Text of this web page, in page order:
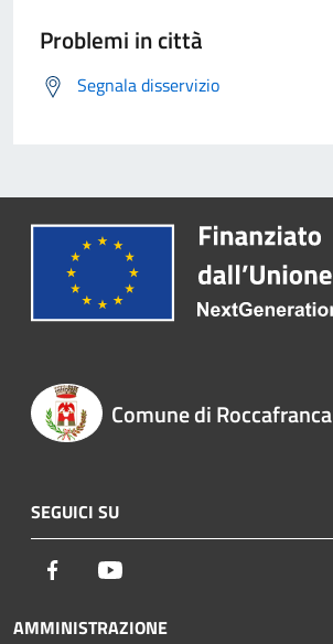
Problemi in città
Segnala disservizio
Comune di Roccafranca
SEGUICI SU
Facebook
AMMINISTRAZIONE